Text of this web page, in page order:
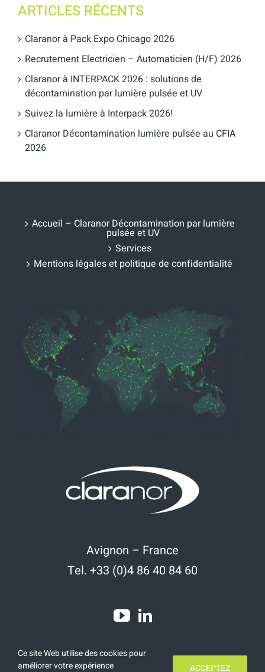
ARTICLES RÉCENTS
Claranor à Pack Expo Chicago 2026
Recrutement Electricien – Automaticien (H/F) 2026
Claranor à INTERPACK 2026 : solutions de
décontamination par lumière pulsée et UV
Suivez la lumière à Interpack 2026!
Claranor Décontamination lumière pulsée au CFIA
2026
Accueil – Claranor Décontamination par lumière
pulsée et UV
Services
Mentions légales et politique de confidentialité
Avignon – France
Tel. +33 (0)4 86 40 84 60
Ce site Web utilise des cookies pour
améliorer votre expérience
ACCEPTEZ